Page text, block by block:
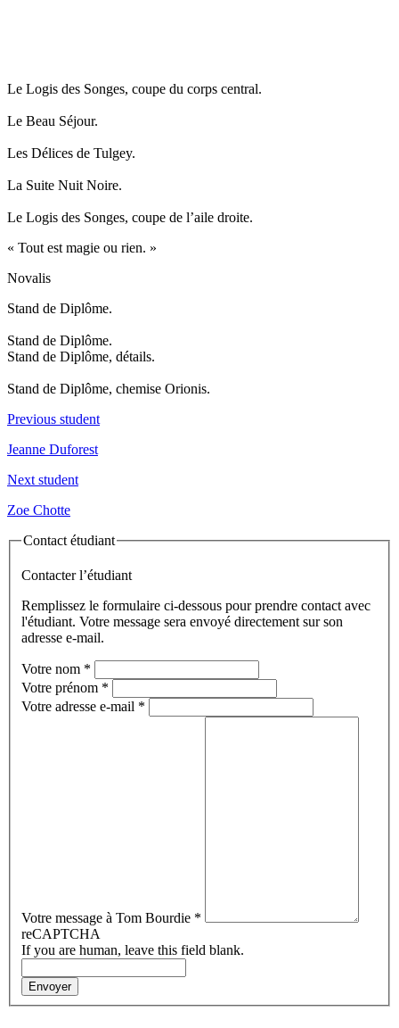
Le Logis des Songes, coupe du corps central.
Le Beau Séjour.
Les Délices de Tulgey.
La Suite Nuit Noire.
Le Logis des Songes, coupe de l’aile droite.
« Tout est magie ou rien. »
Novalis
Stand de Diplôme.
Stand de Diplôme.
Stand de Diplôme, détails.
Stand de Diplôme, chemise Orionis.
Previous student
Jeanne Duforest
Next student
Zoe Chotte
Contact étudiant
Contacter l’étudiant
Remplissez le formulaire ci-dessous pour prendre contact avec
l'étudiant. Votre message sera envoyé directement sur son
adresse e-mail.
Votre nom *
Votre prénom *
Votre adresse e-mail *
Votre message à Tom Bourdie *
reCAPTCHA
If you are human, leave this field blank.
Envoyer